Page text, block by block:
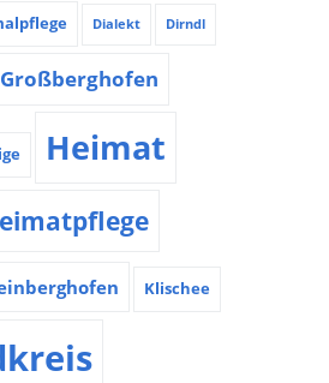
Dialekt Dirndl
Großberghofen
Heimat
Klischee